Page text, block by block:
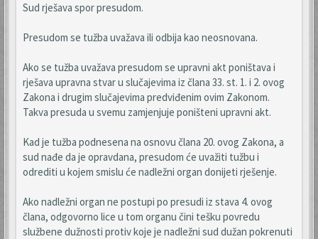
Sud rješava spor presudom.
Presudom se tužba uvažava ili odbija kao neosnovana.
Ako se tužba uvažava presudom se upravni akt poništava i
rješava upravna stvar u slučajevima iz člana 33. st. 1. i 2. ovog
Zakona i drugim slučajevima predviđenim ovim Zakonom.
Takva presuda u svemu zamjenjuje poništeni upravni akt.
Kad je tužba podnesena na osnovu člana 20. ovog Zakona, a
sud nađe da je opravdana, presudom će uvažiti tužbu i
odrediti u kojem smislu će nadležni organ donijeti rješenje.
Ako nadležni organ ne postupi po presudi iz stava 4. ovog
člana, odgovorno lice u tom organu čini tešku povredu
službene dužnosti protiv koje je nadležni sud dužan pokrenuti